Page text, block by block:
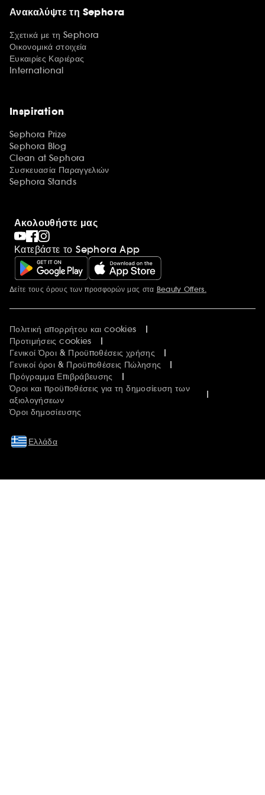
Ανακαλύψτε τη Sephora
Σχετικά με τη Sephora
Οικονομικά στοιχεία
Ευκαιρίες Καριέρας
International
Inspiration
Sephora Prize
Sephora Blog
Clean at Sephora
Συσκευασία Παραγγελιών
Sephora Stands
Ακολουθήστε μας
Κατεβάστε το Sephora App
Περισσότερες πληροφορίες
Δείτε τους όρους των προσφορών μας στα Beauty Offers.
Πολιτική απορρήτου και cookies
Προτιμήσεις cookies
Γενικοί Όροι & Προϋποθέσεις χρήσης
Γενικοί όροι & Προϋποθέσεις Πώλησης
Πρόγραμμα Επιβράβευσης
Όροι και προϋποθέσεις για τη δημοσίευση των
αξιολογήσεων
Όροι δημοσίευσης
Ελλάδα